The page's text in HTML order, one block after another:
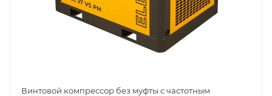
Винтовой компрессор без муфты с частотным